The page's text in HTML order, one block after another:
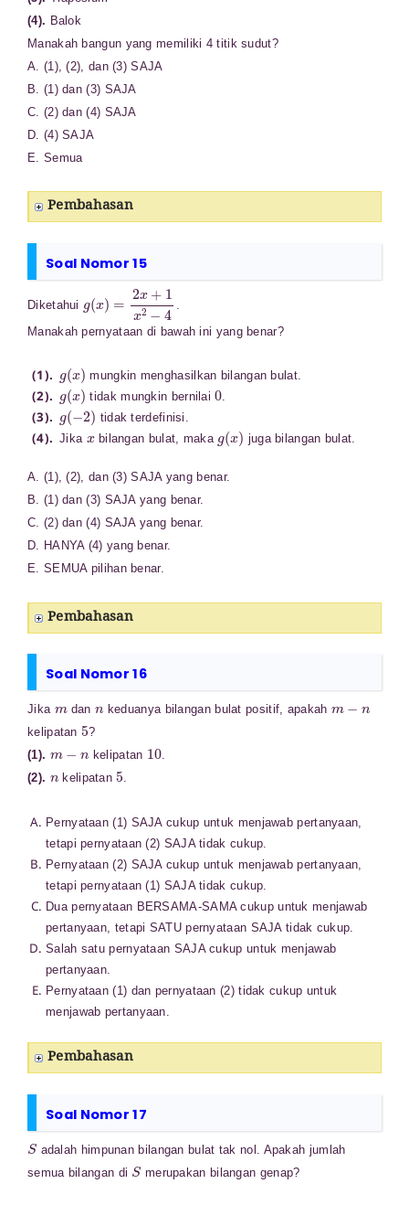
(4). Balok
Manakah bangun yang memiliki 4 titik sudut?
A. (1), (2), dan (3) SAJA
B. (1) dan (3) SAJA
C. (2) dan (4) SAJA
D. (4) SAJA
E. Semua
Pembahasan
Soal Nomor 15
Diketahui
( ) x+1 x2−
.
Manakah pernyataan di bawah ini yang benar?
( )
mungkin menghasilkan bilangan bulat.
g ( )
tidak mungkin bernilai
0
.
g ( 2)
tidak terdefinisi.
Jika
x
bilangan bulat, maka
( )
juga bilangan bulat.
A. (1), (2), dan (3) SAJA yang benar.
B. (1) dan (3) SAJA yang benar.
C. (2) dan (4) SAJA yang benar.
D. HANYA (4) yang benar.
E. SEMUA pilihan benar.
Pembahasan
Soal Nomor 16
Jika dan keduanya bilangan bulat positif, apakah
kelipatan
5
?
(1).
kelipatan
10
.
(2).
kelipatan
5
.
Pernyataan (1) SAJA cukup untuk menjawab pertanyaan,
tetapi pernyataan (2) SAJA tidak cukup.
Pernyataan (2) SAJA cukup untuk menjawab pertanyaan,
tetapi pernyataan (1) SAJA tidak cukup.
Dua pernyataan BERSAMA-SAMA cukup untuk menjawab
pertanyaan, tetapi SATU pernyataan SAJA tidak cukup.
Salah satu pernyataan SAJA cukup untuk menjawab
pertanyaan.
Pernyataan (1) dan pernyataan (2) tidak cukup untuk
menjawab pertanyaan.
Pembahasan
Soal Nomor 17
S
adalah himpunan bilangan bulat tak nol. Apakah jumlah
semua bilangan di
S
merupakan bilangan genap?